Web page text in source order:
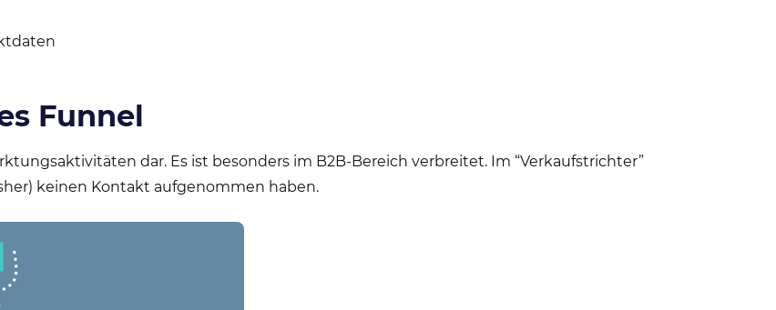
Funnel
dar. Es ist besonders im B2B-Bereich verbreitet. Im “Verkaufstrichter”
keinen Kontakt aufgenommen haben.